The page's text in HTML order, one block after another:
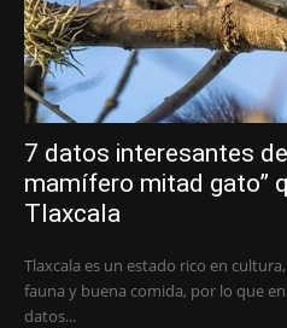
7 datos interesantes
mamífero mitad gato”
Tlaxcala
Tlaxcala es un estado rico en
fauna y buena comida, por lo que
datos...